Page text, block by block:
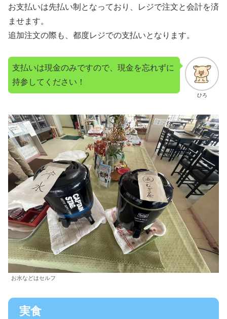
お支払いは先払い制となっており、レジで注文と会計を済
ませます。
追加注文の際も、都度レジでの支払いとなります。
ひろ
支払いは現金のみですので、現金を忘れずに
持参してください！
お水などはセルフ
実食